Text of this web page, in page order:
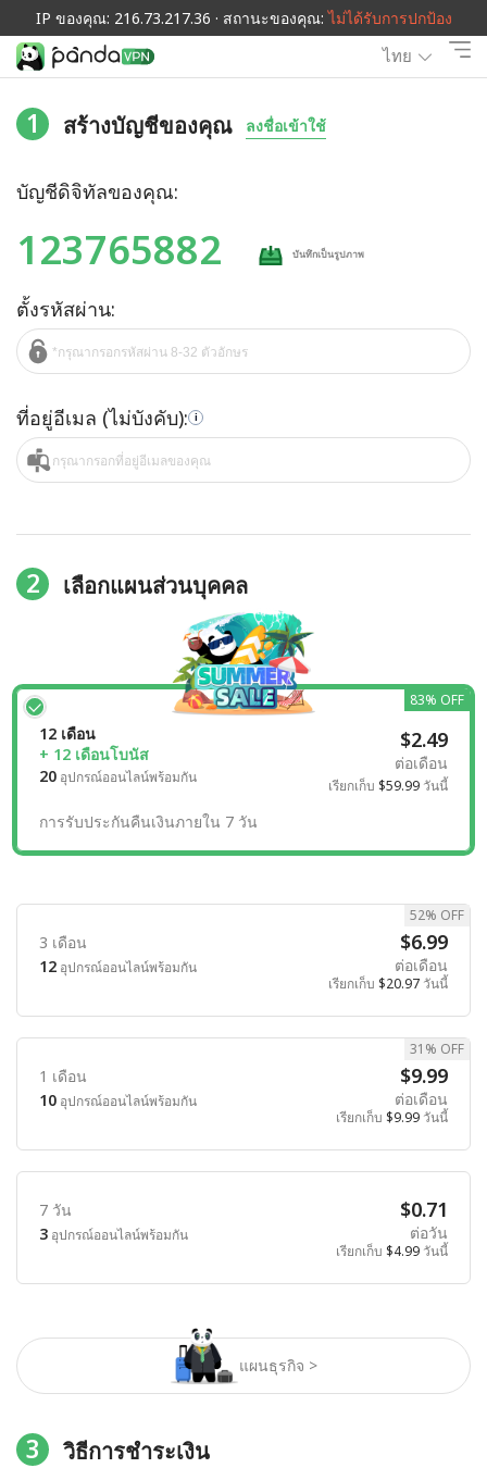
IP ของคุณ: 216.73.217.36 · สถานะของคุณ:ไม่ได้รับการปกป้อง
ไทย
1 สร้างบัญชีของคุณ ลงชื่อเข้าใช้
บัญชีดิจิทัลของคุณ:
123765882 บันทึกเป็นรูปภาพ
ตั้งรหัสผ่าน:
ที่อยู่อีเมล (ไม่บังคับ): i
2 เลือกแผนส่วนบุคคล
แผนธุรกิจ >
12 เดือน
+ 12 เดือนโบนัส
20 อุปกรณ์ออนไลน์พร้อมกัน
$2.49
ต่อเดือน
เรียกเก็บ $59.99 วันนี้
83% OFF
การรับประกันคืนเงินภายใน 7 วัน
3 เดือน
12 อุปกรณ์ออนไลน์พร้อมกัน
$6.99
ต่อเดือน
เรียกเก็บ $20.97 วันนี้
52% OFF
1 เดือน
10 อุปกรณ์ออนไลน์พร้อมกัน
$9.99
ต่อเดือน
เรียกเก็บ $9.99 วันนี้
31% OFF
7 วัน
3 อุปกรณ์ออนไลน์พร้อมกัน
$0.71
ต่อวัน
เรียกเก็บ $4.99 วันนี้
3 วิธีการชำระเงิน